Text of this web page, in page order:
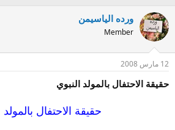
د
ئ
ا
و
ض
و
ب
د
ء
ورده الياسيمن
Member
12 مارس 2008
حقيقة الاحتفال بالمولد النبوي
حقيقة الاحتفال بالمولد